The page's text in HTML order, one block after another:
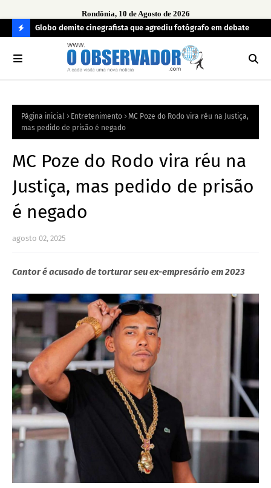
Rondônia, 10 de Agosto de 2026
O
R
no 2º Globo demite cinegrafista que agrediu fotógrafo em debate
Página inicial Entretenimento
MC Poze do Rodo vira réu na Justiça,
mas pedido de prisão é negado
MC Poze do Rodo vira réu na
Justiça, mas pedido de prisão
é negado
agosto 02, 2025
Cantor é acusado de torturar seu ex-empresário em 2023